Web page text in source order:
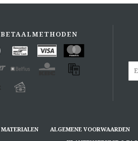
BETAALMETHODEN
MATERIALEN ALGEMENE VOORWAARDEN